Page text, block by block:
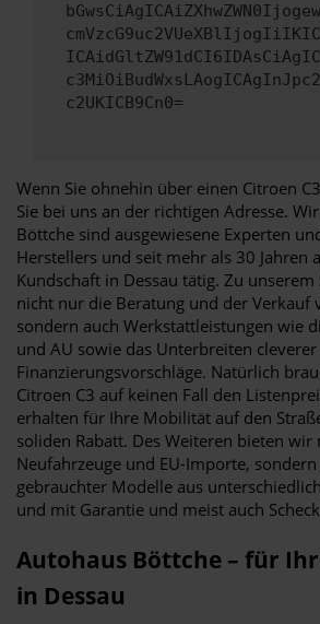
c2UKICB9Cn0=
Wenn Sie ohnehin über einen Citroen
Sie bei uns an der richtigen Adresse.
Böttche sind ausgewiesene Experten
Herstellers und seit mehr als 30 Jahren
Kundschaft in Dessau tätig. Zu unserem
nicht nur die Beratung und der Verkauf
sondern auch Werkstattleistungen wie
und AU sowie das Unterbreiten cleverer
Finanzierungsvorschläge. Natürlich
Citroen C3 auf keinen Fall den
erhalten für Ihre Mobilität auf den
soliden Rabatt. Des Weiteren bieten wir
Neufahrzeuge und EU-Importe,
gebrauchter Modelle aus
und mit Garantie und meist auch
Autohaus Böttche – für
in Dessau